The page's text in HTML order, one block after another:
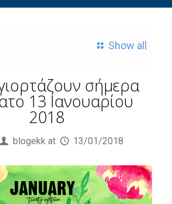
Show all
σήμερα
13 Ιανουαρίου
2018
blogekk at 13/01/2018